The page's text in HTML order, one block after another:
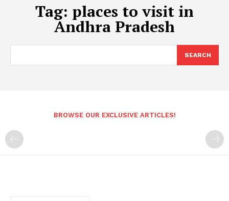
Tag: places to visit in
Andhra Pradesh
SEARCH
BROWSE OUR EXCLUSIVE ARTICLES!